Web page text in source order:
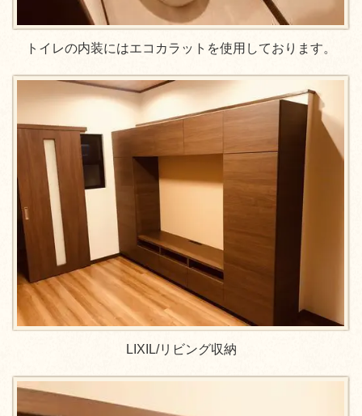
トイレの内装にはエコカラットを使用しております。
LIXIL/リビング収納